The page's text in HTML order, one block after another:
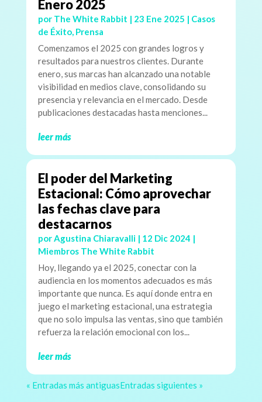
Enero 2025
por The White Rabbit | 23 Ene 2025 | Casos
de Éxito, Prensa
Comenzamos el 2025 con grandes logros y
resultados para nuestros clientes. Durante
enero, sus marcas han alcanzado una notable
visibilidad en medios clave, consolidando su
presencia y relevancia en el mercado. Desde
publicaciones destacadas hasta menciones...
leer más
El poder del Marketing
Estacional: Cómo aprovechar
las fechas clave para
destacarnos
porAgustina Chiaravalli| 12 Dic 2024 |
Miembros The White Rabbit
Hoy, llegando ya el 2025, conectar con la
audiencia en los momentos adecuados es más
importante que nunca. Es aquí donde entra en
juego el marketing estacional, una estrategia
que no solo impulsa las ventas, sino que también
refuerza la relación emocional con los...
leer más
« Entradas más antiguasEntradas siguientes »